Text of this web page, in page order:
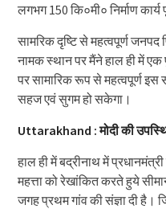
लगभग 150 कि०मी० निर्माण कार्य
सामरिक दृष्टि से महत्वपूर्ण जनपद
नामक स्थान पर मैंने हाल ही में एक
पर सामारिक रूप से महत्वपूर्ण इस
सहज एवं सुगम हो सकेगा।
Uttarakhand : मोदी की
हाल ही में बद्रीनाथ में
महत्ता को रेखांकित करते हुये
जगह प्रथम गांव की संज्ञा दी है।